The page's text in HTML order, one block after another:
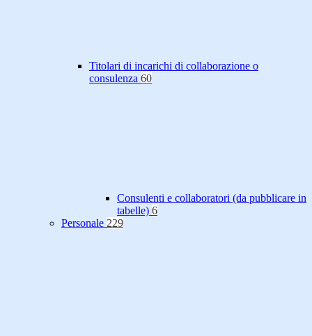
Titolari di incarichi di collaborazione o
consulenza 60
Consulenti e collaboratori (da pubblicare in
tabelle) 6
Personale 229